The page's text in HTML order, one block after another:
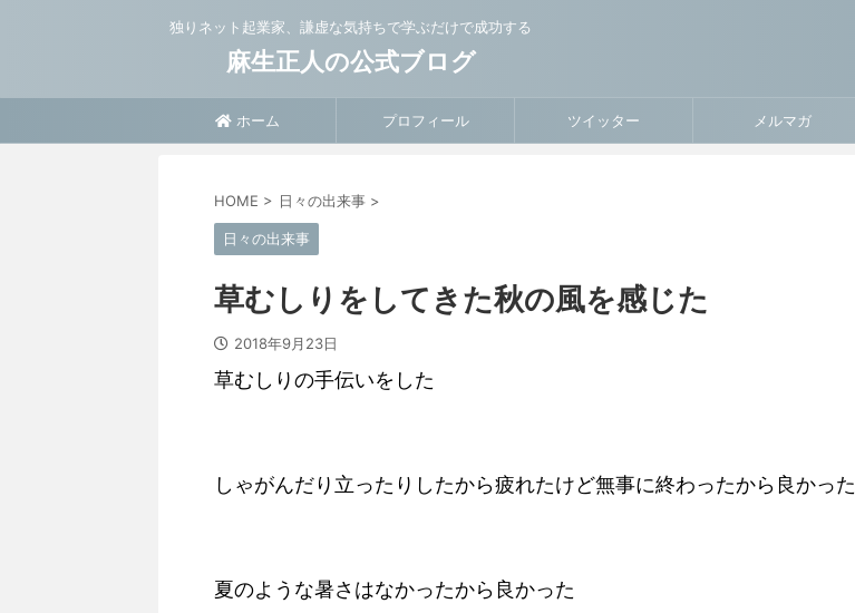
独りネット起業家、謙虚な気持ちで学ぶだけで成功する
麻生正人の公式ブログ
ホーム プロフィール ツイッター メルマガ
HOME > 日々の出来事 >
日々の出来事
草むしりをしてきた秋の風を感じた
2018年9月23日
草むしりの手伝いをした
しゃがんだり立ったりしたから疲れたけど無事に終わったから良かった
夏のような暑さはなかったから良かった